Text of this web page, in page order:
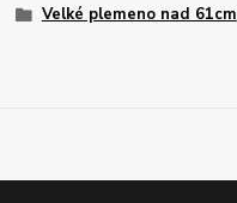
Velké plemeno nad 61cm